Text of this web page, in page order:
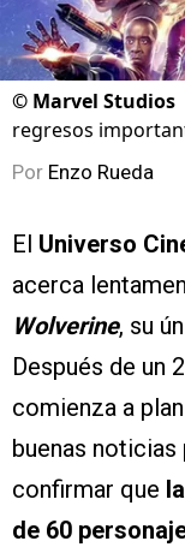
© Marvel Studios
regresos
Por Enzo Rueda
El Universo
acerca
Wolverine, su
Después de un
comienza a
buenas noticias
confirmar que
de 60